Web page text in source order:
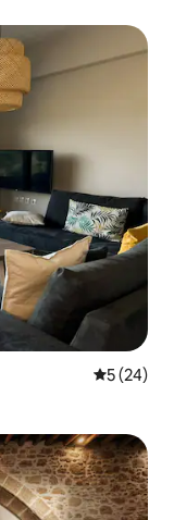
Средна
5 (24)